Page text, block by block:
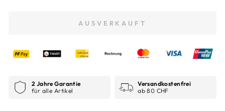
AUSVERKAUFT
2 Jahre Garantie
für alle Artikel
Versandkostenfrei
ab 80 CHF